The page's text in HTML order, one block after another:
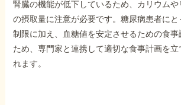
当事務所に
依頼するメリット
腎臓の機能が低下しているため、カリウムや
の摂取量に注意が必要です。糖尿病患者に
制限に加え、血糖値を安定させるための食事
ため、専門家と連携して適切な食事計画を立
れます。